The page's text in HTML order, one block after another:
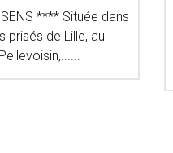
**** Située dans
prisés de Lille, au